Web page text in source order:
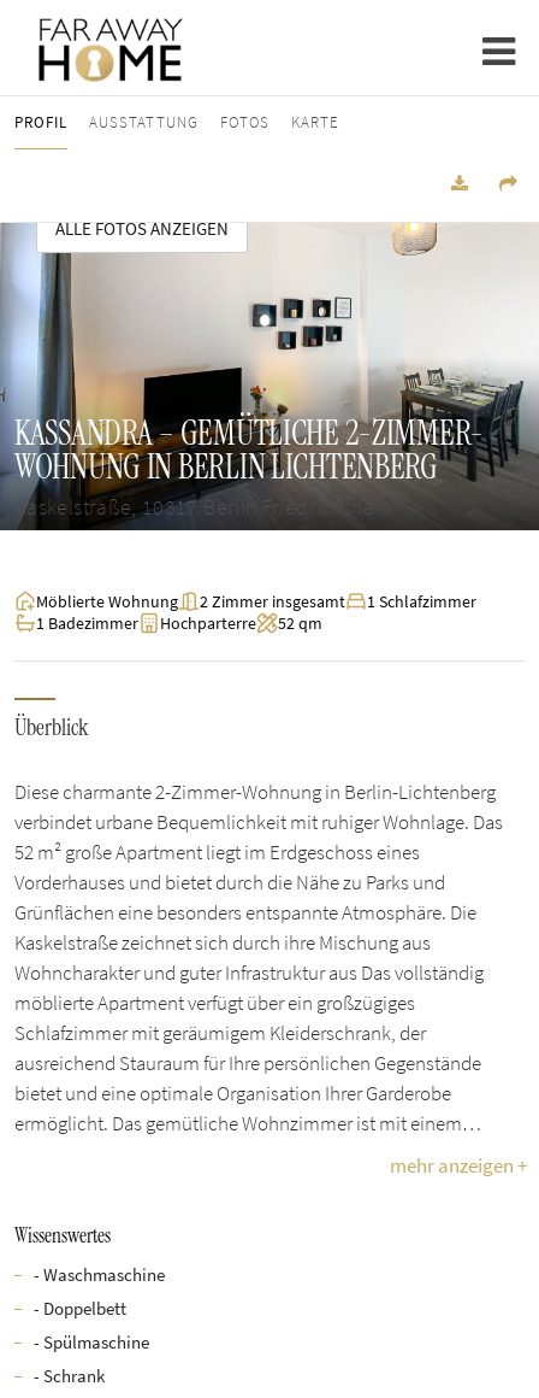
PROFIL AUSSTATTUNG FOTOS KARTE
ALLE FOTOS ANZEIGEN
KASSANDRA – GEMÜTLICHE 2-ZIMMER-
WOHNUNG IN BERLIN LICHTENBERG
Kaskelstraße, 10317 Berlin Friedrichshain
Möblierte Wohnung 2 Zimmer insgesamt
1 Schlafzimmer
1 Badezimmer
Hochparterre 52 qm
Überblick
Diese charmante 2-Zimmer-Wohnung in Berlin-Lichtenberg
verbindet urbane Bequemlichkeit mit ruhiger Wohnlage. Das
52 m² große Apartment liegt im Erdgeschoss eines
Vorderhauses und bietet durch die Nähe zu Parks und
Grünflächen eine besonders entspannte Atmosphäre. Die
Kaskelstraße zeichnet sich durch ihre Mischung aus
Wohncharakter und guter Infrastruktur aus Das vollständig
möblierte Apartment verfügt über ein großzügiges
Schlafzimmer mit geräumigem Kleiderschrank, der
ausreichend Stauraum für Ihre persönlichen Gegenstände
bietet und eine optimale Organisation Ihrer Garderobe
ermöglicht. Das gemütliche Wohnzimmer ist mit einem…
mehr anzeigen +
Wissenswertes
- Waschmaschine
- Doppelbett
- Spülmaschine
- Schrank